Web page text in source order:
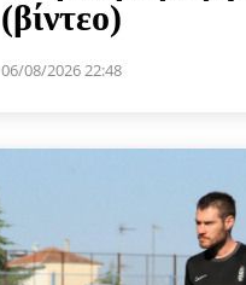
(βίντεο)
06/08/2026 22:48